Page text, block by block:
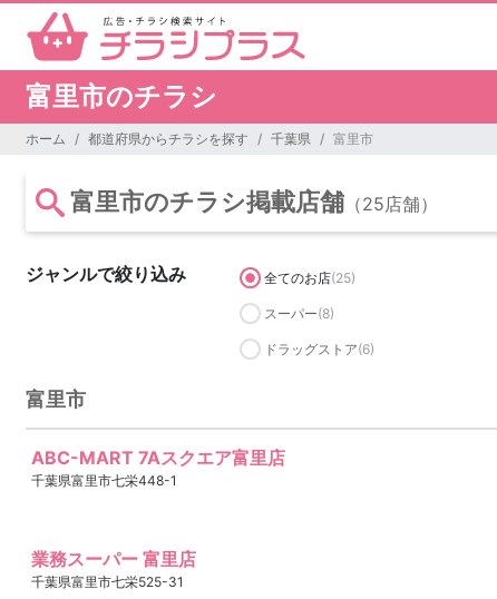
富里市のチラシ
ホーム 都道府県からチラシを探す 千葉県 富里市
富里市のチラシ掲載店舗 （25店舗）
ジャンルで絞り込み 全てのお店(25)
スーパー(8)
ドラッグストア(6)
富里市
ABC-MART 7Aスクエア富里店
千葉県富里市七栄448-1
業務スーパー 富里店
千葉県富里市七栄525-31